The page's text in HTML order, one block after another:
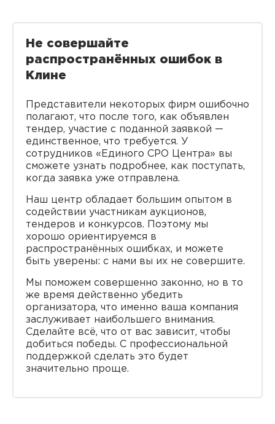
Не совершайте
распространённых ошибок в
Клине
Представители некоторых фирм ошибочно
полагают, что после того, как объявлен
тендер, участие с поданной заявкой —
единственное, что требуется. У
сотрудников «Единого СРО Центра» вы
сможете узнать подробнее, как поступать,
когда заявка уже отправлена.
Наш центр обладает большим опытом в
содействии участникам аукционов,
тендеров и конкурсов. Поэтому мы
хорошо ориентируемся в
распространённых ошибках, и можете
быть уверены: с нами вы их не совершите.
Мы поможем совершенно законно, но в то
же время действенно убедить
организатора, что именно ваша компания
заслуживает наибольшего внимания.
Сделайте всё, что от вас зависит, чтобы
добиться победы. С профессиональной
поддержкой сделать это будет
значительно проще.